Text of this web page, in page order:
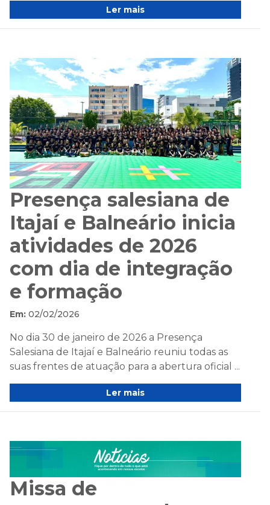
Ler mais
Presença salesiana de
Itajaí e Balneário inicia
atividades de 2026
com dia de integração
e formação
Em: 02/02/2026
No dia 30 de janeiro de 2026 a Presença
Salesiana de Itajaí e Balneário reuniu todas as
suas frentes de atuação para a abertura oficial ...
Ler mais
Missa de